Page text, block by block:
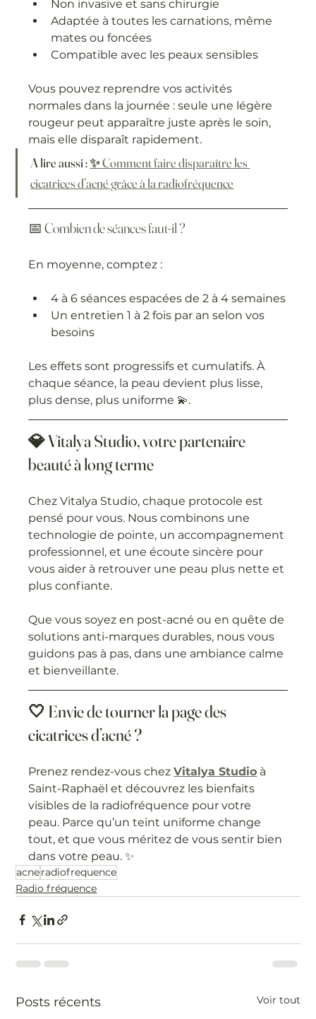
Non invasive et sans chirurgie
Adaptée à toutes les carnations, même
mates ou foncées
Compatible avec les peaux sensibles
Vous pouvez reprendre vos activités
normales dans la journée : seule une légère
rougeur peut apparaître juste après le soin,
mais elle disparaît rapidement.
A lire aussi : ✨ Comment faire disparaître les
cicatrices d’acné grâce à la radiofréquence
📅 Combien de séances faut-il ?
En moyenne, comptez :
4 à 6 séances espacées de 2 à 4 semaines
Un entretien 1 à 2 fois par an selon vos
besoins
Les effets sont progressifs et cumulatifs. À
chaque séance, la peau devient plus lisse,
plus dense, plus uniforme 💫.
💎 Vitalya Studio, votre partenaire
beauté à long terme
Chez Vitalya Studio, chaque protocole est
pensé pour vous. Nous combinons une
technologie de pointe, un accompagnement
professionnel, et une écoute sincère pour
vous aider à retrouver une peau plus nette et
plus confiante.
Que vous soyez en post-acné ou en quête de
solutions anti-marques durables, nous vous
guidons pas à pas, dans une ambiance calme
et bienveillante.
🤍 Envie de tourner la page des
cicatrices d’acné ?
Prenez rendez-vous chez Vitalya Studio à
Saint-Raphaël et découvrez les bienfaits
visibles de la radiofréquence pour votre
peau. Parce qu’un teint uniforme change
tout, et que vous méritez de vous sentir bien
dans votre peau. ✨
acneradiofrequence
Radio fréquence
Posts récents Voir tout